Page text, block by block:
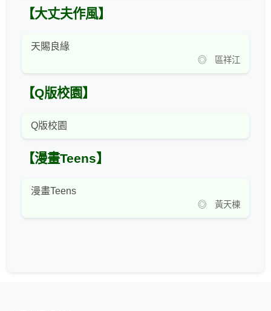
【大丈夫作風】
天賜良緣
◎ 區祥江
【Q版校園】
Q版校園
【漫畫Teens】
漫畫Teens
◎ 黃天棟